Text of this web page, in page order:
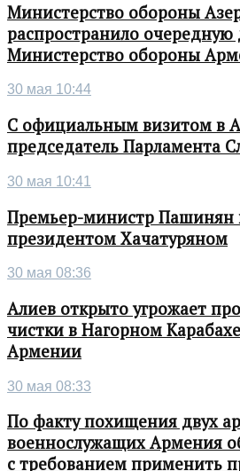
Министерство обороны
распространило
Министерство обороны
30 мая 10:44
С официальным визитом в
председатель Парламента
30 мая 10:41
Премьер-министр Пашинян
президентом Хачатуряном
30 мая 08:36
Алиев открыто угрожает
чистки в Нагорном
Армении
30 мая 08:33
По факту похищения двух
военнослужащих Армения
с требованием применить